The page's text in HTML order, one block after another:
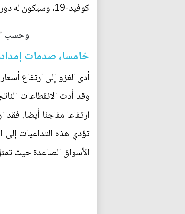
كوفيد-19، وسيكون له دور كبير في الضغوط التضخمية التي ستشهدها الولايات المتحدة لفترة قادمة".
وحسب
خامسا، صدمات
أدى الغزو إلى ارتفاع
وقد أدت الانقطاعات
تؤدي هذه التداعيات إلى
الأسواق الصاعدة حيث تمثل